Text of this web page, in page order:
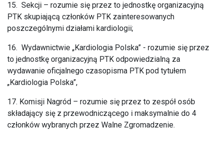
15. Sekcji – rozumie się przez to jednostkę organizacyjną
PTK skupiającą członków PTK zainteresowanych
poszczególnymi działami kardiologii;
16. Wydawnictwie „Kardiologia Polska” - rozumie się przez
to jednostkę organizacyjną PTK odpowiedzialną za
wydawanie oficjalnego czasopisma PTK pod tytułem
„Kardiologia Polska”,
17. Komisji Nagród – rozumie się przez to zespół osób
składający się z przewodniczącego i maksymalnie do 4
członków wybranych przez Walne Zgromadzenie.